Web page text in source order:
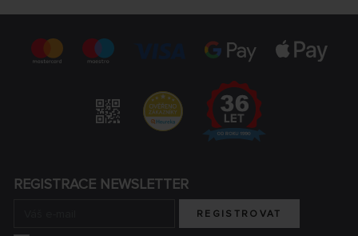
REGISTRACE NEWSLETTER
REGISTROVAT